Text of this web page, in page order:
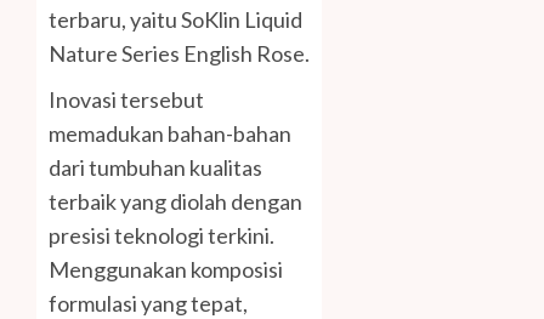
terbaru, yaitu SoKlin Liquid
Nature Series English Rose.
Inovasi tersebut
memadukan bahan-bahan
dari tumbuhan kualitas
terbaik yang diolah dengan
presisi teknologi terkini.
Menggunakan komposisi
formulasi yang tepat,